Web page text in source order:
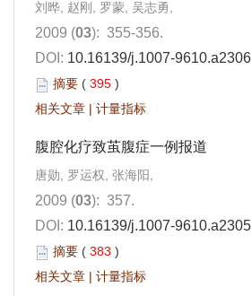
刘晔, 赵刚, 罗蒙, 吴志勇,
2009 (03): 355-356.
DOI: 10.16139/j.1007-9610.a2306
摘要 ( 395 )
相关文章 | 计量指标
腹腔化疗致茧腹症一例报道
唐勋, 罗运权, 张海阳,
2009 (03): 357.
DOI: 10.16139/j.1007-9610.a2305
摘要 ( 383 )
相关文章 | 计量指标